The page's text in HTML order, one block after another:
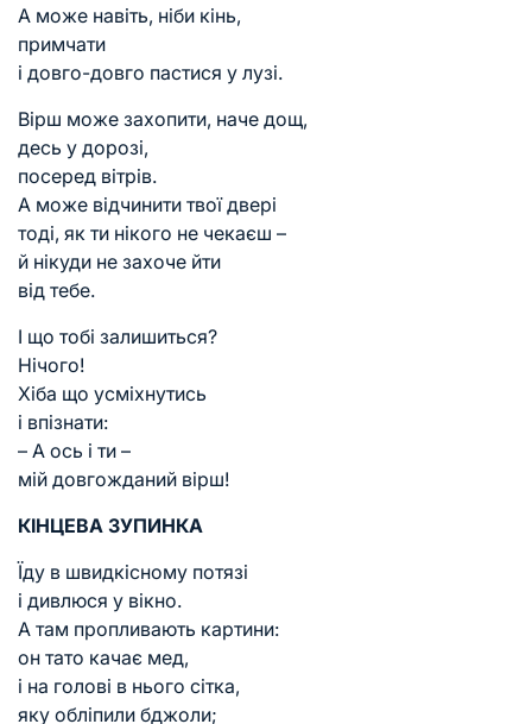
А може навіть, ніби кінь,
примчати
і довго-довго пастися у лузі.
Вірш може захопити, наче дощ,
десь у дорозі,
посеред вітрів.
А може відчинити твої двері
тоді, як ти нікого не чекаєш –
й нікуди не захоче йти
від тебе.
І що тобі залишиться?
Нічого!
Хіба що усміхнутись
і впізнати:
– А ось і ти –
мій довгожданий вірш!
КІНЦЕВА ЗУПИНКА
Їду в швидкісному потязі
і дивлюся у вікно.
А там пропливають картини:
он тато качає мед,
і на голові в нього сітка,
яку обліпили бджоли;